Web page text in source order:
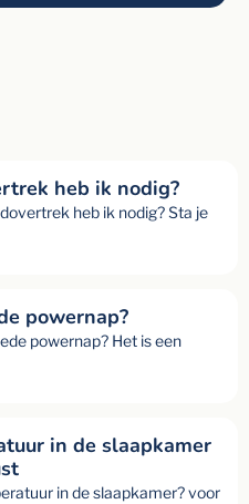
heb ik nodig?
heb ik nodig? Sta je
powernap?
powernap? Het is een
in de slaapkamer
in de slaapkamer? voor